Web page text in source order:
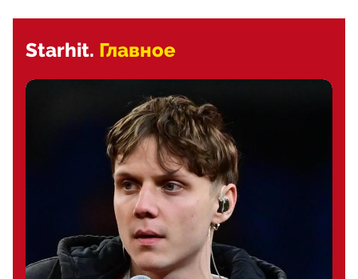
Starhit. Главное